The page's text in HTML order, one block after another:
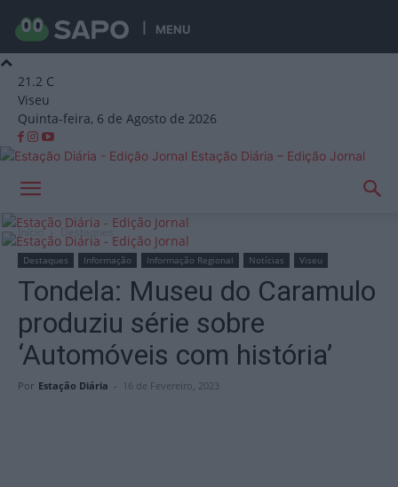
MENU
21.2 C
Viseu
Quinta-feira, 6 de Agosto de 2026
Estação Diária – Edição Jornal
Início Destaques
Destaques Informação Informação Regional Notícias Viseu
Tondela: Museu do Caramulo
produziu série sobre
‘Automóveis com história’
Por Estação Diária - 16 de Fevereiro, 2023